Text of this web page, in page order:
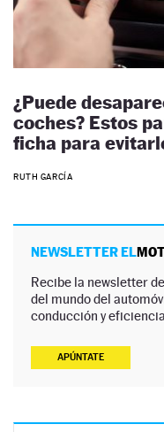
¿Puede
coches? Estos
ficha para
RUTH GARCÍA
NEWSLETTER EL
Recibe la newsletter
del mundo del
conducción y eficiencia.
APÚNTATE